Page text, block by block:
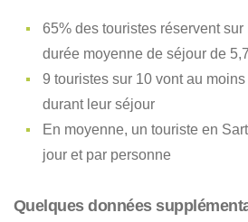
65% des touristes réservent sur
durée moyenne de séjour de
9 touristes sur 10 vont au
durant leur séjour
En moyenne, un touriste en
jour et par personne
Quelques données